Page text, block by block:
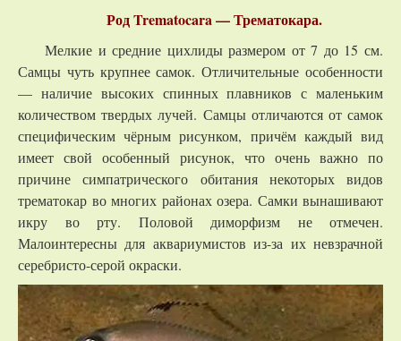
Род Trematocara — Трематокара.
Мелкие и средние цихлиды размером от 7 до 15 см.
Самцы чуть крупнее самок. Отличительные особенности
— наличие высоких спинных плавников с маленьким
количеством твердых лучей. Самцы отличаются от самок
специфическим чёрным рисунком, причём каждый вид
имеет свой особенный рисунок, что очень важно по
причине симпатрического обитания некоторых видов
трематокар во многих районах озера. Самки вынашивают
икру во рту. Половой диморфизм не отмечен.
Малоинтересны для аквариумистов из-за их невзрачной
серебристо-серой окраски.